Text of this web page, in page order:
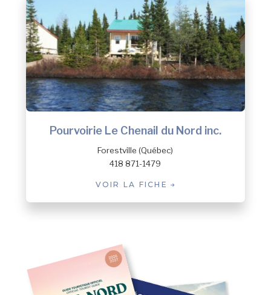
Pourvoirie Le Chenail du Nord inc.
Forestville (Québec)
418 871-1479
VOIR LA FICHE